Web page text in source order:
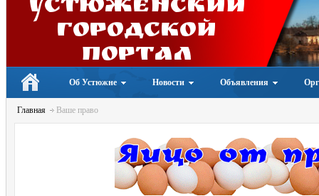
Устюженский
Городской
портал
Об Устюжне Новости Объявления
Главная Ваше право